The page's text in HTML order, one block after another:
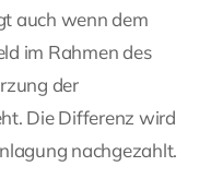
auch wenn dem
im Rahmen des
der
Die Differenz wird
nachgezahlt.